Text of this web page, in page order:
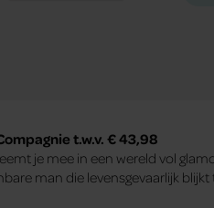
t.w.v. € 43,98
je mee in een wereld vol
man die levensgevaarlijk